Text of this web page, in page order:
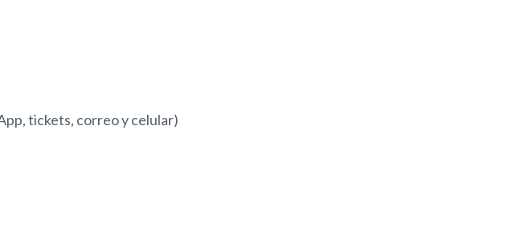
tickets, correo y celular)